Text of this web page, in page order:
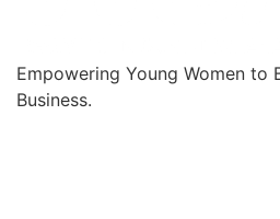
Empowering Young Women to
Business.